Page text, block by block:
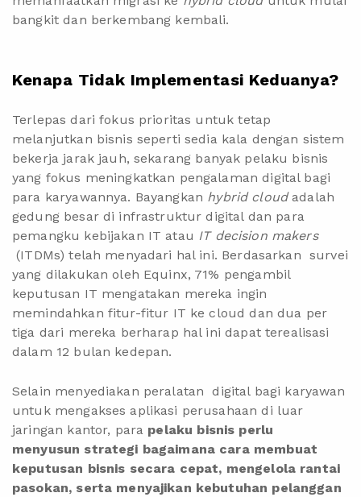
bangkit dan berkembang kembali.
Kenapa Tidak Implementasi Keduanya?
Terlepas dari fokus prioritas untuk tetap
melanjutkan bisnis seperti sedia kala dengan sistem
bekerja jarak jauh, sekarang banyak pelaku bisnis
yang fokus meningkatkan pengalaman digital bagi
para karyawannya. Bayangkan hybrid cloudadalah
gedung besar di infrastruktur digital dan para
pemangku kebijakan IT atau IT decision makers
(ITDMs) telah menyadari hal ini. Berdasarkan survei
yang dilakukan oleh Equinx, 71% pengambil
keputusan IT mengatakan mereka ingin
memindahkan fitur-fitur IT ke cloud dan dua per
tiga dari mereka berharap hal ini dapat terealisasi
dalam 12 bulan kedepan.
Selain menyediakan peralatan digital bagi karyawan
untuk mengakses aplikasi perusahaan di luar
jaringan kantor, para pelaku bisnis perlu
menyusun strategi bagaimana cara membuat
keputusan bisnis secara cepat, mengelola rantai
pasokan, serta menyajikan kebutuhan pelanggan